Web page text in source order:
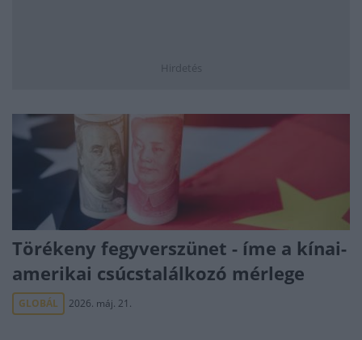
Hirdetés
Törékeny fegyverszünet - íme a kínai-
amerikai csúcstalálkozó mérlege
GLOBÁL 2026. máj. 21.